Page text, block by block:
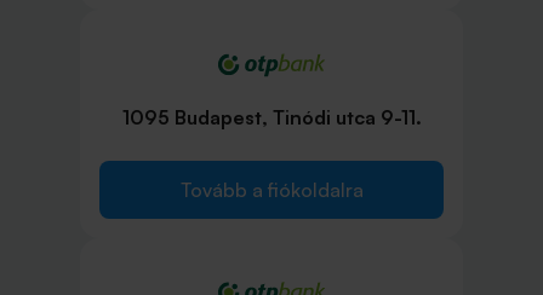
1095 Budapest, Tinódi utca 9-11.
Tovább a fiókoldalra